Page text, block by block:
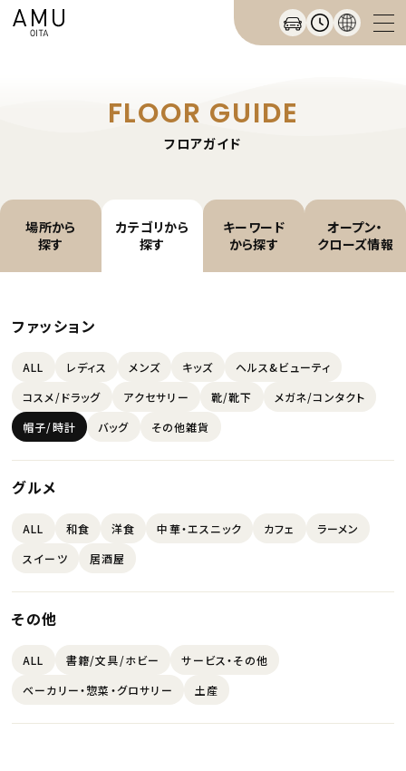
FLOOR GUIDE
フロアガイド
場所から
探す
カテゴリから
探す
キーワード
から探す
オープン・
クローズ情報
ファッション
ALL レディス メンズ キッズ
ヘルス&ビューティ
コスメ/ドラッグ
アクセサリー 靴/靴下
メガネ/コンタクト
帽子/時計
バッグ その他雑貨
グルメ
ALL 和食 洋食 中華・エスニック カフェ
ラーメン
スイーツ
居酒屋
その他
ALL 書籍/文具/ホビー
サービス・その他
ベーカリー・惣菜・グロサリー
土産